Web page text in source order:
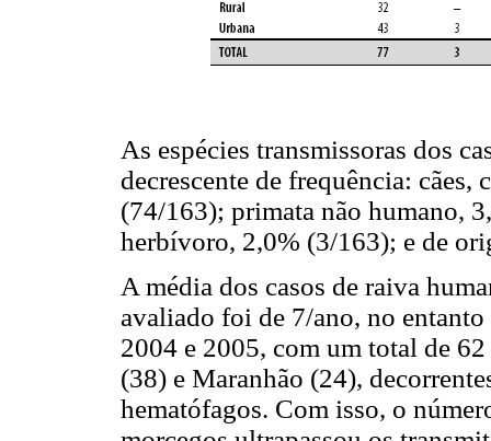
As espécies transmissoras dos
decrescente de frequência:
(74/163); primata não humano,
herbívoro, 2,0% (3/163); e de
A média dos casos de raiva
avaliado foi de 7/ano, no
2004 e 2005, com um total de
(38) e Maranhão (24),
hematófagos. Com isso, o